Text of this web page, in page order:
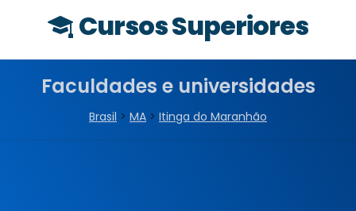
Cursos Superiores
Faculdades e universidades
Brasil > MA > Itinga do Maranhão